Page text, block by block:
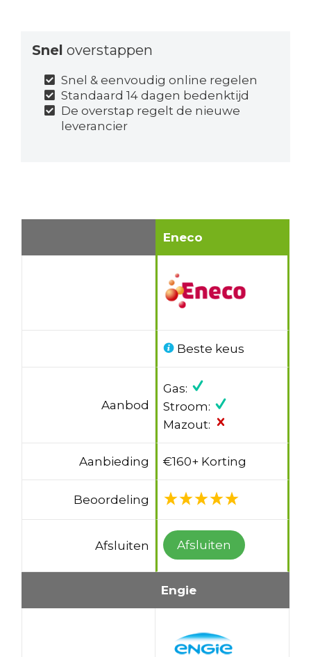
Snel overstappen
Snel & eenvoudig online regelen
Standaard 14 dagen bedenktijd
De overstap regelt de nieuwe
leverancier
Eneco
Beste keus
Aanbod
Gas:
Stroom:
Mazout:
Aanbieding €160+ Korting
Beoordeling
Afsluiten Afsluiten
Engie